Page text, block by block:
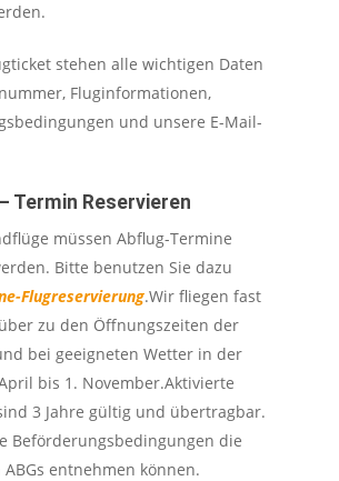
stehen alle wichtigen Daten
Fluginformationen,
und unsere E-Mail-
Termin Reservieren
müssen Abflug-Termine
Bitte benutzen Sie dazu
Flugreservierung.Wir fliegen fast
zu den Öffnungszeiten der
bei geeigneten Wetter in der
bis 1. November.Aktivierte
3 Jahre gültig und übertragbar.
Beförderungsbedingungen die
entnehmen können.